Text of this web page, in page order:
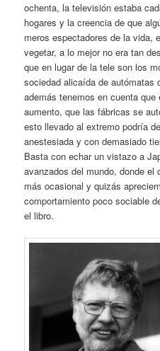
ochenta, la televisión estaba
hogares y la creencia de que
meros espectadores de la vida,
vegetar, a lo mejor no era tan
que en lugar de la tele son los
sociedad alicaída de autómatas
además tenemos en cuenta
aumento, que las fábricas se
esto llevado al extremo podría
anestesiada y con demasiado
Basta con echar un vistazo a
avanzados del mundo, donde
más ocasional y quizás
comportamiento poco sociable
el libro.